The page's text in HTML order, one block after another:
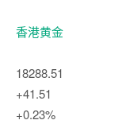
香港黄金
18288.51
+41.51
+0.23%